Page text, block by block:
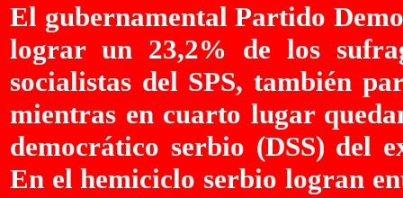
El gubernamental Partido
lograr un 23,2% de los
socialistas del SPS, también
mientras en cuarto lugar
democrático serbio (DSS) del
En el hemiciclo serbio logran